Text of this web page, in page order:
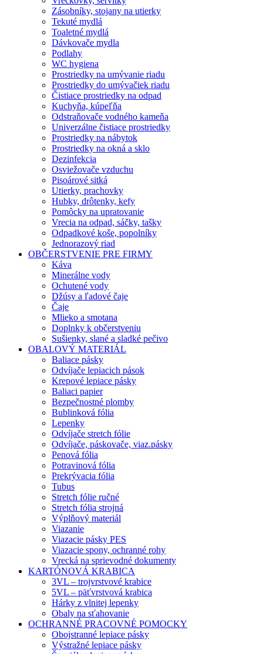
Zásobníky, stojany na utierky
Tekuté mydlá
Toaletné mydlá
Dávkovače mydla
Podlahy
WC hygiena
Prostriedky na umývanie riadu
Prostriedky do umývačiek riadu
Čistiace prostriedky na odpad
Kuchyňa, kúpeľňa
Odstraňovače vodného kameňa
Univerzálne čistiace prostriedky
Prostriedky na nábytok
Prostriedky na okná a sklo
Dezinfekcia
Osviežovače vzduchu
Pisoárové sitká
Utierky, prachovky
Hubky, drôtenky, kefy
Pomôcky na upratovanie
Vrecia na odpad, sáčky, tašky
Odpadkové koše, popolníky
Jednorazový riad
OBČERSTVENIE PRE FIRMY
Káva
Minerálne vody
Ochutené vody
Džúsy a ľadové čaje
Čaje
Mlieko a smotana
Doplnky k občerstveniu
Sušienky, slané a sladké pečivo
OBALOVÝ MATERIÁL
Baliace pásky
Odvíjače lepiacich pások
Krepové lepiace pásky
Baliaci papier
Bezpečnostné plomby
Bublinková fólia
Lepenky
Odvíjače stretch fólie
Odvíjače, páskovače, viaz.pásky
Penová fólia
Potravinová fólia
Prekrývacia fólia
Tubus
Stretch fólie ručné
Stretch fólia strojná
Výplňový materiál
Viazanie
Viazacie pásky PES
Viazacie spony, ochranné rohy
Vrecká na sprievodné dokumenty
KARTÓNOVÁ KRABICA
3VL – trojvrstvové krabice
5VL – päťvrstvová krabica
Hárky z vlnitej lepenky
Obaly na sťahovanie
OCHRANNÉ PRACOVNÉ POMOCKY
Obojstranné lepiace pásky
Výstražné lepiace pásky